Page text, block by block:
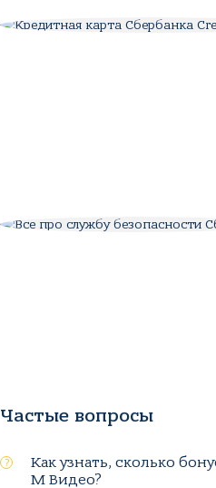
Частые вопросы
Как узнать, сколько
М Видео?